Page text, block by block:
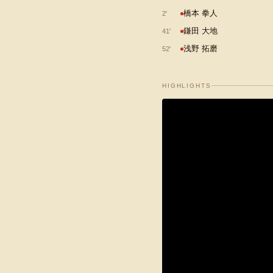
2' 橋本 拳人
41' 鎌田 大地
52' 浅野 拓磨
HIGHLIGHTS